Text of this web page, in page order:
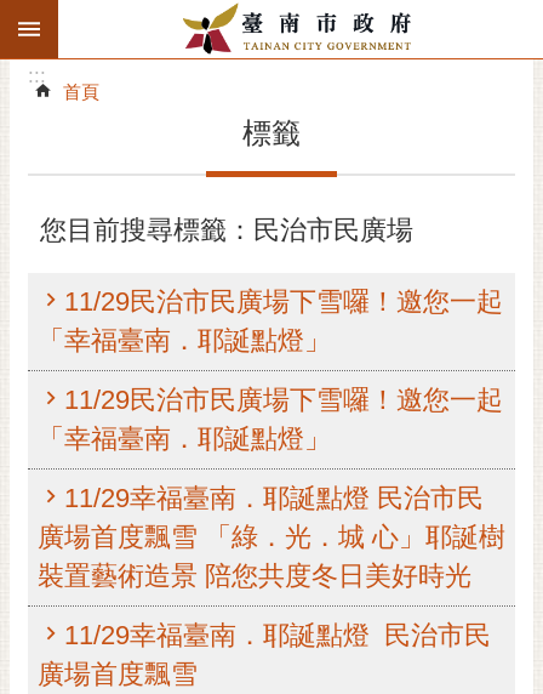
跳到主要內容區塊
搜
階
精彩府城
市府團隊
主題服務
市政資訊
市民互動
黃
偉
螢
:::
:::
首頁
標籤
您目前搜尋標籤：民治市民廣場
11/29民治市民廣場下雪囉！邀您一起
「幸福臺南．耶誕點燈」
11/29民治市民廣場下雪囉！邀您一起
「幸福臺南．耶誕點燈」
11/29幸福臺南．耶誕點燈 民治市民
廣場首度飄雪 「綠．光．城 心」耶誕樹
裝置藝術造景 陪您共度冬日美好時光
11/29幸福臺南．耶誕點燈 民治市民
廣場首度飄雪